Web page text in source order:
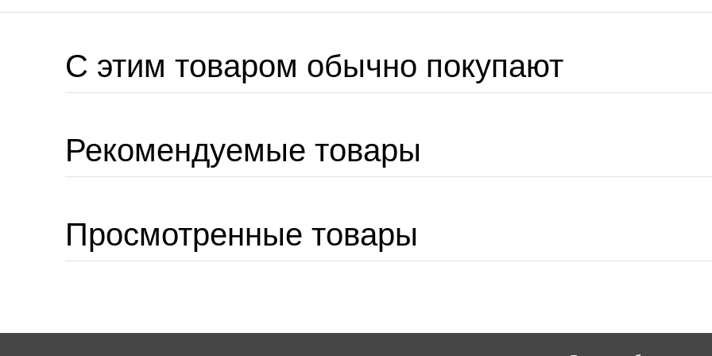
C этим товаром обычно покупают
Рекомендуемые товары
Просмотренные товары